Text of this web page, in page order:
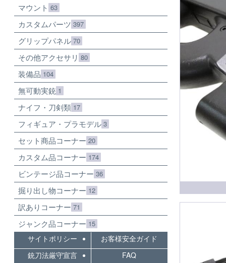
マウント 63
カスタムパーツ 397
グリップパネル 70
その他アクセサリ 80
装備品 104
無可動実銃 1
ナイフ・刀剣類 17
フィギュア・プラモデル 3
セット商品コーナー 20
カスタム品コーナー 174
ビンテージ品コーナー 36
掘り出し物コーナー 12
訳ありコーナー 71
ジャンク品コーナー 15
サイトポリシー
お客様安全ガイド
銃刀法厳守宣言
FAQ